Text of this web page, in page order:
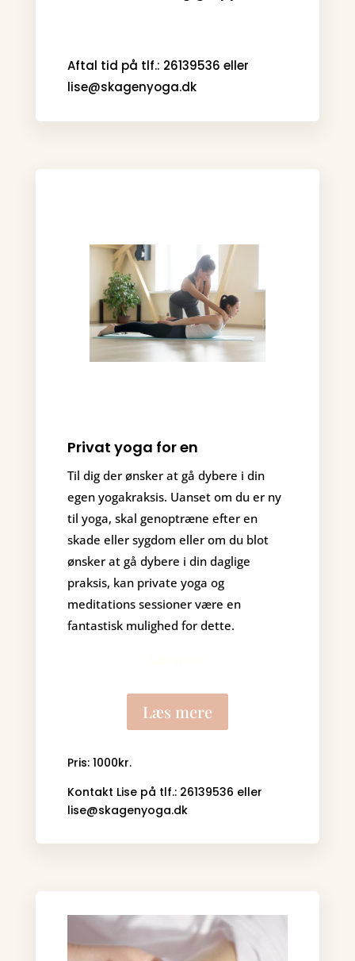
Aftal tid på tlf.: 26139536 eller
lise@skagenyoga.dk
Privat yoga for en
Til dig der ønsker at gå dybere i din
egen yogakraksis. Uanset om du er ny
til yoga, skal genoptræne efter en
skade eller sygdom eller om du blot
ønsker at gå dybere i din daglige
praksis, kan private yoga og
meditations sessioner være en
fantastisk mulighed for dette.
Læs mere
Pris: 1000kr.
Kontakt Lise på tlf.: 26139536 eller
lise@skagenyoga.dk